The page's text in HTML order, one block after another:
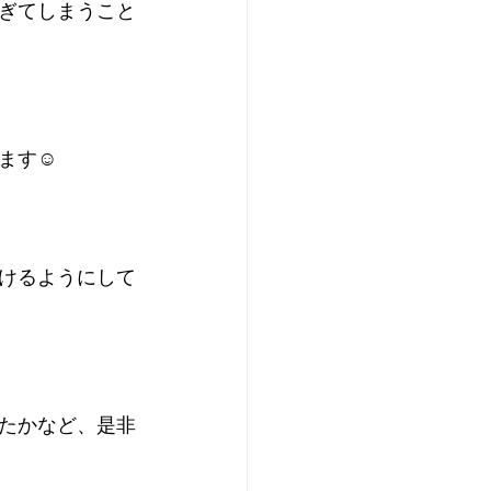
てしまうこと
す☺️
るようにして
かなど、是非